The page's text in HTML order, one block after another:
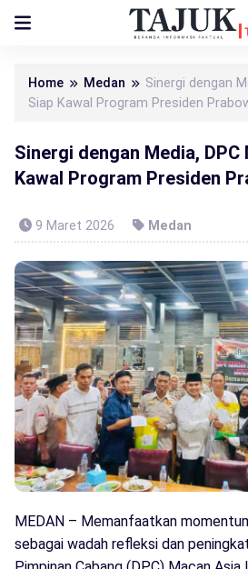
Home Medan
Sinergi dengan
Siap Kawal Program Presiden
Sinergi dengan Media, DPC
Kawal Program Presiden
9 Maret 2026 Medan
MEDAN – Memanfaatkan
sebagai wadah refleksi dan